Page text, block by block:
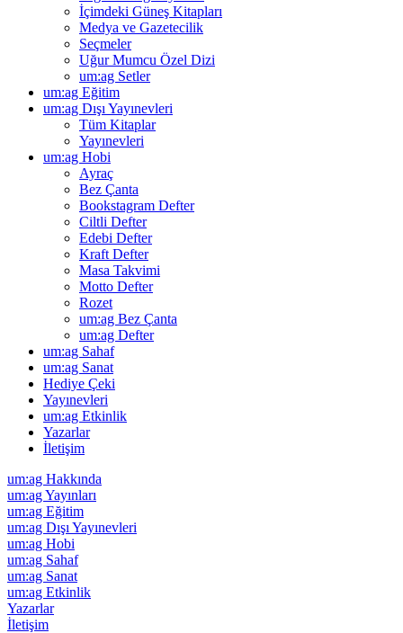
İçimdeki Güneş Kitapları
Medya ve Gazetecilik
Seçmeler
Uğur Mumcu Özel Dizi
um:ag Setler
um:ag Eğitim
um:ag Dışı Yayınevleri
Tüm Kitaplar
Yayınevleri
um:ag Hobi
Ayraç
Bez Çanta
Bookstagram Defter
Ciltli Defter
Edebi Defter
Kraft Defter
Masa Takvimi
Motto Defter
Rozet
um:ag Bez Çanta
um:ag Defter
um:ag Sahaf
um:ag Sanat
Hediye Çeki
Yayınevleri
um:ag Etkinlik
Yazarlar
İletişim
um:ag Hakkında
um:ag Yayınları
um:ag Eğitim
um:ag Dışı Yayınevleri
um:ag Hobi
um:ag Sahaf
um:ag Sanat
um:ag Etkinlik
Yazarlar
İletişim